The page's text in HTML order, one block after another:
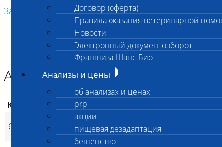
Заказать звонок с сайтаДоговор (оферта)
Правила оказания ветеринарной
Новости
Электронный документооборот
Франшиза Шанс Био
Анализы и цены
об анализах и ценах
prp
акции
пищевая дезадаптация
бешенство
Главная страница
Анализы и цены
ГОРМОНЫ
Антимюллеров Гормон (АМГ)
Антимюллеров Гормон (АМГ)
Код Наименование услуг
670
Антимюллеров
Гормон (АМГ)
1 950 p (